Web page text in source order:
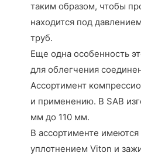
таким образом, чтобы
находится под
труб.
Еще одна особенность
для облегчения
Ассортимент
и применению. В SAB
мм до 110 мм.
В ассортименте
уплотнением Viton и